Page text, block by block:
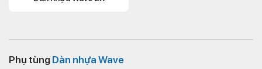
Phụ tùng Dàn nhựa Wave